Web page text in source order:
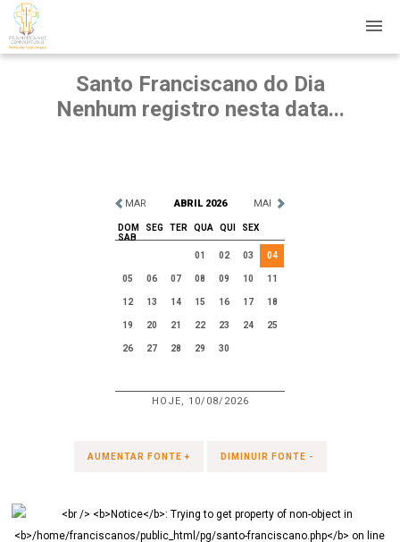
Santo Franciscano do Dia
Nenhum registro nesta data...
MAR ABRIL 2026 MAI
DOM SEG TER QUA QUI
SEX
SAB
01
02 03 04
05 06 07 08 09 10 11
12 13 14 15 16 17 18
19 20 21 22 23 24 25
26 27 28 29 30
HOJE, 10/08/2026
AUMENTAR FONTE + DIMINUIR FONTE -